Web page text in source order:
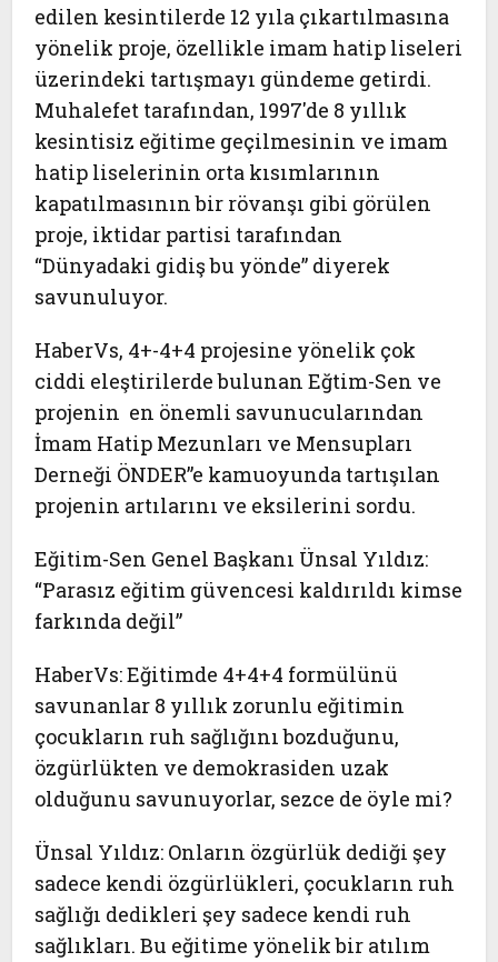
edilen kesintilerde 12 yıla çıkartılmasına
yönelik proje, özellikle imam hatip liseleri
üzerindeki tartışmayı gündeme getirdi.
Muhalefet tarafından, 1997'de 8 yıllık
kesintisiz eğitime geçilmesinin ve imam
hatip liselerinin orta kısımlarının
kapatılmasının bir rövanşı gibi görülen
proje, iktidar partisi tarafından
“Dünyadaki gidiş bu yönde” diyerek
savunuluyor.
HaberVs, 4+-4+4 projesine yönelik çok
ciddi eleştirilerde bulunanEğtim-Sen ve
projenin en önemli savunucularından
İmam Hatip Mezunları ve Mensupları
Derneği ÖNDER”e kamuoyunda tartışılan
projenin artılarını ve eksilerini sordu.
Eğitim-Sen Genel Başkanı Ünsal Yıldız:
“Parasız eğitim güvencesi kaldırıldı kimse
farkında değil”
HaberVs:Eğitimde 4+4+4 formülünü
savunanlar 8 yıllık zorunlu eğitimin
çocukların ruh sağlığını bozduğunu,
özgürlükten ve demokrasiden uzak
olduğunu savunuyorlar, sezce de öyle mi?
Ünsal Yıldız: Onların özgürlük dediği şey
sadece kendi özgürlükleri, çocukların ruh
sağlığı dedikleri şey sadece kendi ruh
sağlıkları. Bu eğitime yönelik bir atılım